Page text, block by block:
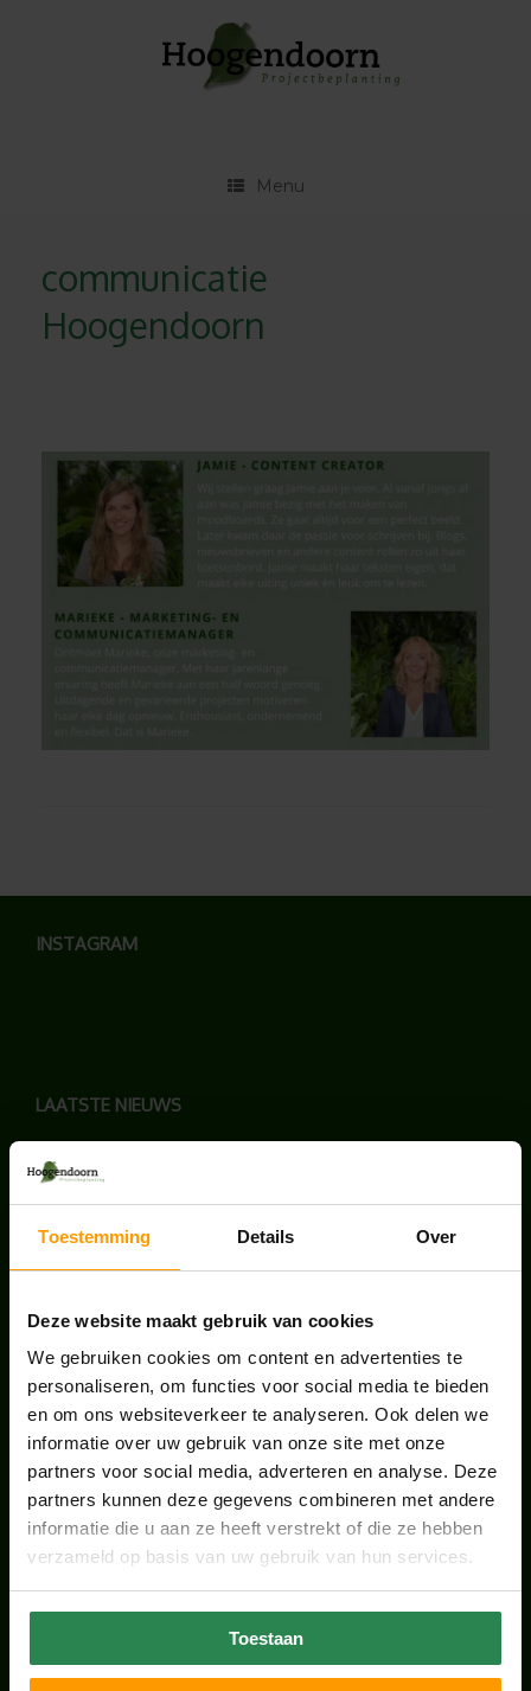
Toestemming Details Over
Deze website maakt gebruik van cookies
We gebruiken cookies om content en advertenties te
personaliseren, om functies voor social media te bieden
en om ons websiteverkeer te analyseren. Ook delen we
informatie over uw gebruik van onze site met onze
partners voor social media, adverteren en analyse. Deze
partners kunnen deze gegevens combineren met andere
informatie die u aan ze heeft verstrekt of die ze hebben
verzameld op basis van uw gebruik van hun services.
Toestaan
Menu
communicatie
Hoogendoorn
INSTAGRAM
LAATSTE NIEUWS
KANTOORPLANT VAN DE MAAND JUNI: DE
juni 30, 2026
ONS TEAM GROEIT VERDER
juni 17, 2026
HANDIGE LINKS
Office plants
Kantoorplanten Utrecht